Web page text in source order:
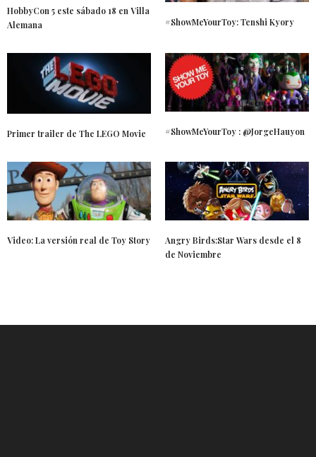
HobbyCon 5 este sábado 18 en Villa
Alemana
#ShowMeYourToy: Tenshi Kyory
Primer trailer de The LEGO Movie #ShowMeYourToy : @JorgeHauyon
Video: La versión real de Toy Story
Angry Birds:Star Wars desde el 8
de Noviembre